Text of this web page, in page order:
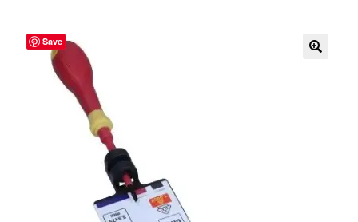
Betalen en Verzenden
Save